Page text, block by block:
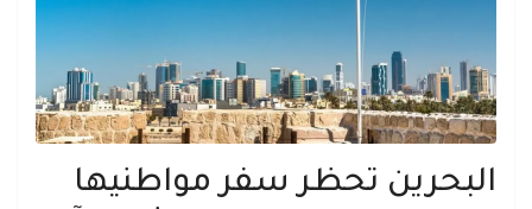
البحرين تحظر سفر مواطنيها